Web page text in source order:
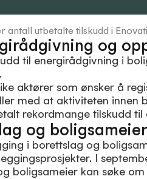
antall utbetalte tilskudd i
og
til energirådgivning i
aktører som ønsker å
med at aktiviteten innen
rekordmange tilskudd
og boligsameier
i borettslag og
I
boligsameier kan søke